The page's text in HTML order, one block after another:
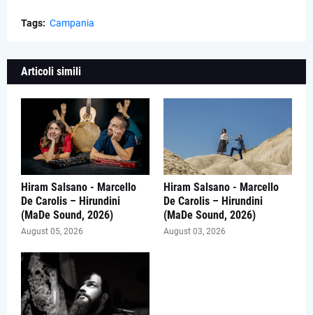
Tags: Campania
Articoli simili
Hiram Salsano - Marcello
De Carolis – Hirundini
(MaDe Sound, 2026)
August 05, 2026
Hiram Salsano - Marcello
De Carolis – Hirundini
(MaDe Sound, 2026)
August 03, 2026